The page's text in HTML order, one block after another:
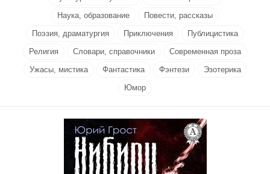
Наука, образование
Повести, рассказы
Поэзия, драматургия
Приключения
Публицистика
Религия
Словари, справочники
Современная проза
Ужасы, мистика
Фантастика Фэнтези
Эзотерика
Юмор